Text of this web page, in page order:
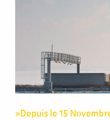
»Depuis le 15